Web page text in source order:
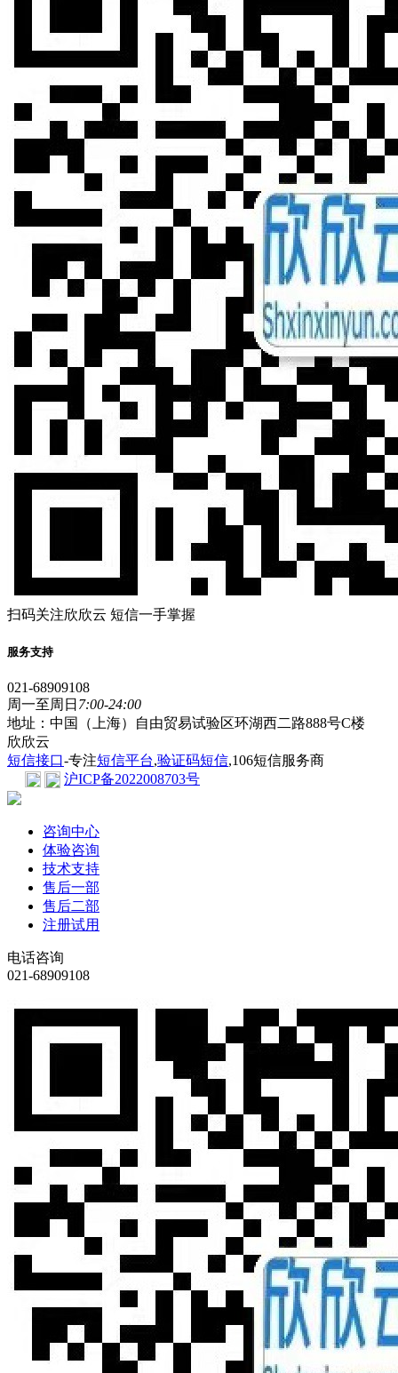
扫码关注欣欣云 短信一手掌握
服务支持
021-68909108
周一至周日 7:00-24:00
地址：中国（上海）自由贸易试验区环湖西二路888号C楼
欣欣云
短信接口-专注短信平台,验证码短信,106短信服务商
沪ICP备2022008703号
咨询中心
体验咨询
技术支持
售后一部
售后二部
注册试用
电话咨询
021-68909108